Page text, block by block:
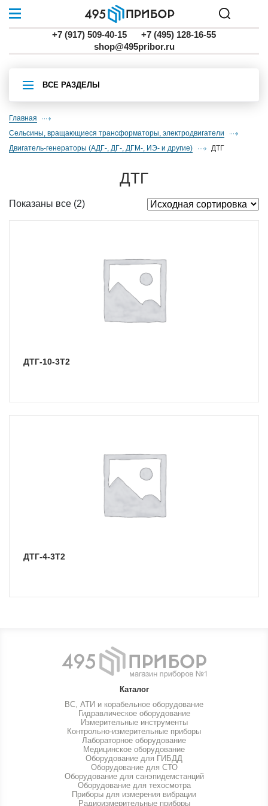
+7 (917) 509-40-15
+7 (495) 128-16-55
shop@495pribor.ru
ВСЕ РАЗДЕЛЫ
Главная
Сельсины, вращающиеся трансформаторы, электродвигатели
двигатель-генераторы (АДГ-, ДГ-, ДГМ-, ИЭ- и другие)
ДТГ
ДТГ
Показаны все (2)
ДТГ-10-3Т2
ДТГ-4-3Т2
Каталог
ВС, АТИ и корабельное оборудование
Гидравлическое оборудование
Измерительные инструменты
Контрольно-измерительные приборы
Лабораторное оборудование
Медицинское оборудование
Оборудование для ГИБДД
Оборудование для СТО
Оборудование для санэпидемстанций
Оборудование для техосмотра
Приборы для измерения вибрации
Радиоизмерительные приборы